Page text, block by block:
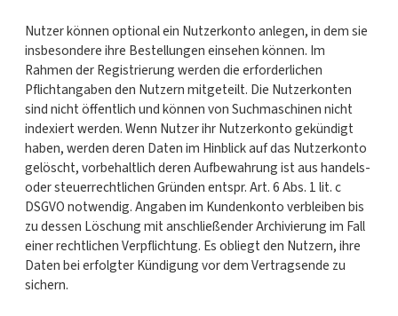
Nutzer können optional ein Nutzerkonto anlegen, in dem sie
insbesondere ihre Bestellungen einsehen können. Im
Rahmen der Registrierung werden die erforderlichen
Pflichtangaben den Nutzern mitgeteilt. Die Nutzerkonten
sind nicht öffentlich und können von Suchmaschinen nicht
indexiert werden. Wenn Nutzer ihr Nutzerkonto gekündigt
haben, werden deren Daten im Hinblick auf das Nutzerkonto
gelöscht, vorbehaltlich deren Aufbewahrung ist aus handels-
oder steuerrechtlichen Gründen entspr. Art. 6 Abs. 1 lit. c
DSGVO notwendig. Angaben im Kundenkonto verbleiben bis
zu dessen Löschung mit anschließender Archivierung im Fall
einer rechtlichen Verpflichtung. Es obliegt den Nutzern, ihre
Daten bei erfolgter Kündigung vor dem Vertragsende zu
sichern.